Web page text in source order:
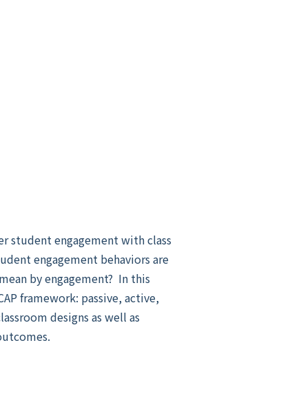
student engagement with class
engagement behaviors are
by engagement? In this
framework: passive, active,
designs as well as